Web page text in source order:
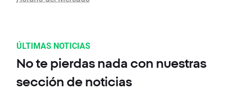
ÚLTIMAS NOTICIAS
No te pierdas nada con nuestras
sección de noticias